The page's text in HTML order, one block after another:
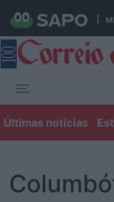
Últimas notícias